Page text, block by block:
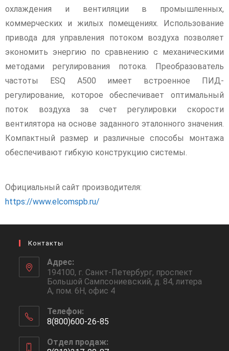
охлаждения и вентиляции в промышленных,
коммерческих и жилых помещениях. Использование
привода для управления потоком воздуха позволяет
экономить энергию по сравнению с механическими
методами регулирования потока. Преобразователь
частоты ESQ A500 имеет встроенное ПИД-
регулирование, которое обеспечивает оптимальный
поток воздуха за счет регулировки скорости
вентилятора на основе заданного эталонного значения.
Компактный размер и различные способы монтажа
обеспечивают гибкую конструкцию системы.
Официальный сайт производителя:
https://www.elcomspb.ru/
Контакты
Адрес:
194100, г. Санкт-Петербург, проспект
Большой Сампсониевский, д. 84, литера
А, пом. 6Н, офис 4
Телефон:
8(800)600-26-85
Отдел продаж: